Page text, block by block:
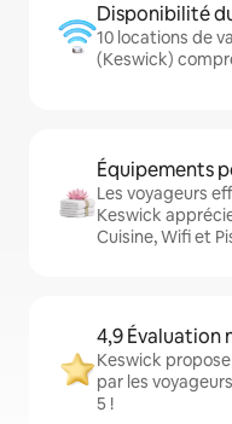
Disponibilité
10 locations de
(Keswick)
Équipements
Les voyageurs
Keswick
Cuisine, Wifi et
4,9 Évaluation
Keswick
par les
5 !